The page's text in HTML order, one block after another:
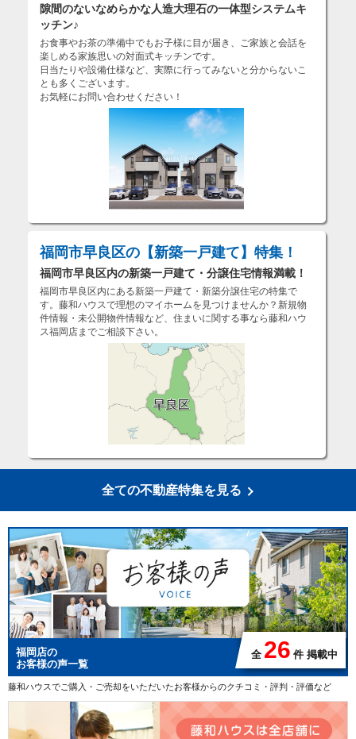
隙間のないなめらかな人造大理石の一体型システムキ
ッチン♪
お食事やお茶の準備中でもお子様に目が届き、ご家族と会話を
楽しめる家族思いの対面式キッチンです。
日当たりや設備仕様など、実際に行ってみないと分からないこ
とも多くございます。
お気軽にお問い合わせください！
福岡市早良区の【新築一戸建て】特集！
福岡市早良区内の新築一戸建て・分譲住宅情報満載！
福岡市早良区内にある新築一戸建て・新築分譲住宅の特集で
す。藤和ハウスで理想のマイホームを見つけませんか？新規物
件情報・未公開物件情報など、住まいに関する事なら藤和ハウ
ス福岡店までご相談下さい。
全ての不動産特集を見る
福岡店の
お客様の声一覧
全 26 件 掲載中
藤和ハウスでご購入・ご売却をいただいたお客様からのクチコミ・評判・評価など